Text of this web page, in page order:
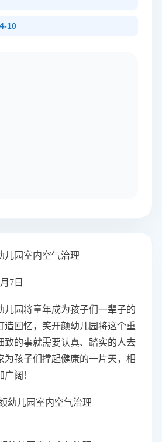
10
儿园室内空气治理
7日
儿园将童年成为孩子们一辈子的
造回忆，笑开颜幼儿园将这个重
致的事就需要认真、踏实的人去
为孩子们撑起健康的一片天，相
阔！